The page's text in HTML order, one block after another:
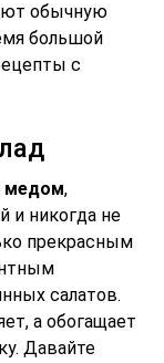
обычную
большой
с
медом,
и никогда не
прекрасным
салатов.
а обогащает
Давайте